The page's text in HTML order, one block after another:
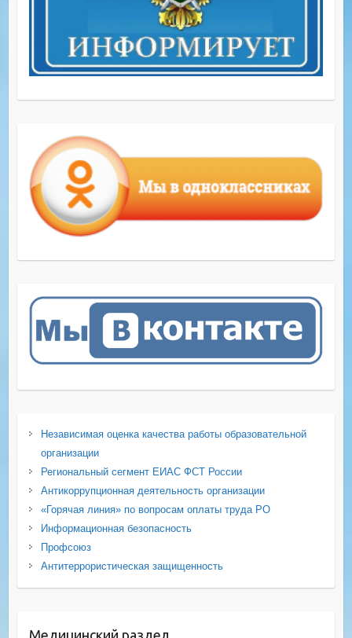
Независимая оценка качества работы образовательной
организации
Региональный сегмент ЕИАС ФСТ России
Антикоррупционная деятельность организации
«Горячая линия» по вопросам оплаты труда РО
Информационная безопасность
Профсоюз
Антитеррористическая защищенность
Медицинский раздел